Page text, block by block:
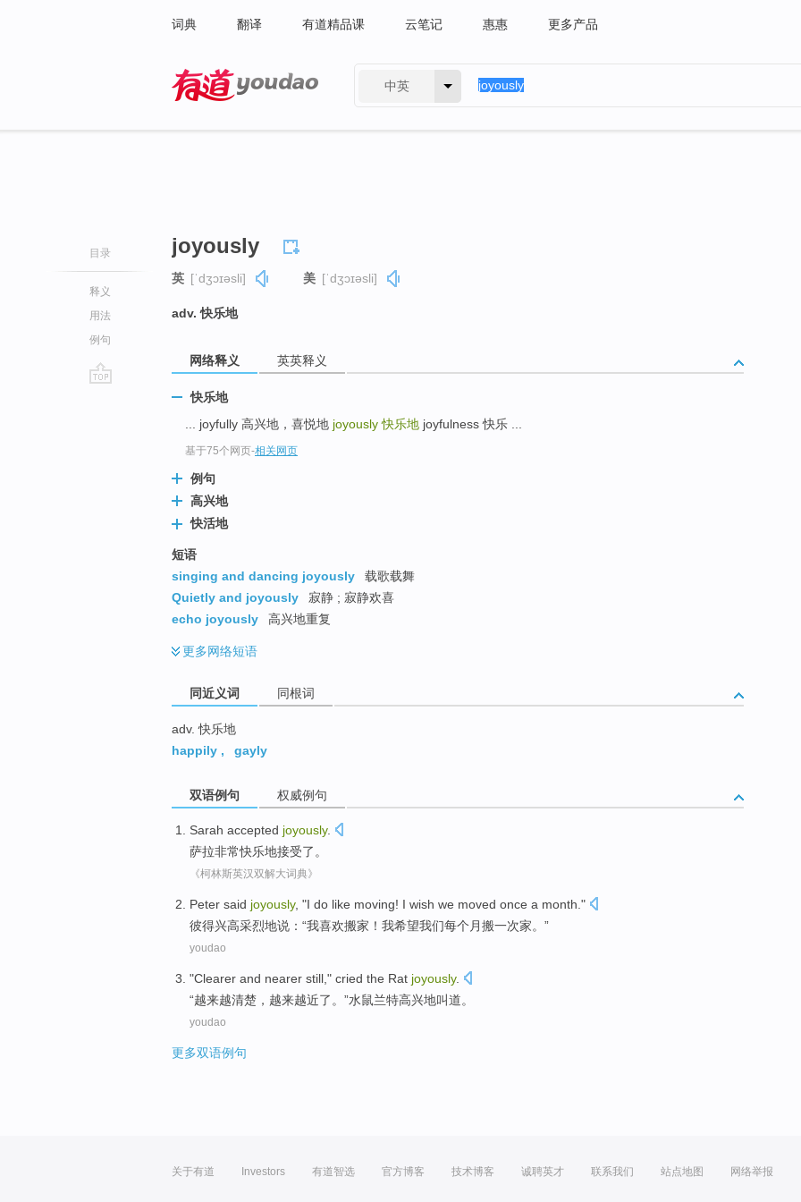
词典 翻译 有道精品课 云笔记 惠惠 更多产品
中英
目录
释义
用法
例句
joyously
英 [ˈdʒɔɪəsli] 美 [ˈdʒɔɪəsli]
adv. 快乐地
网络释义 英英释义
快乐地
... joyfully 高兴地，喜悦地 joyously快乐地 joyfulness 快乐 ...
基于75个网页-相关网页
例句
高兴地
快活地
短语
singing and dancing joyously
载歌载舞
Quietly and joyously
寂静 ; 寂静欢喜
echo joyously
高兴地重复
更多网络短语
同近义词 同根词
adv. 快乐地
happily , gayly
双语例句 权威例句
Sarah accepted joyously.
萨拉非常快乐地接受了。
《柯林斯英汉双解大词典》
Peter said joyously, "I do like moving! I wish we moved once a month."
彼得兴高采烈地说：“我喜欢搬家！我希望我们每个月搬一次家。”
youdao
"Clearer and nearer still," cried the Rat joyously.
“越来越清楚 ， 越来越近了。”水鼠兰特高兴地叫道。
youdao
更多双语例句
关于有道 Investors 有道智选 官方博客 技术博客 诚聘英才 联系我们 站点地图 网络举报